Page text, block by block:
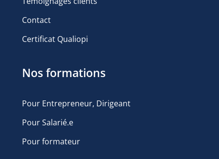
Contact
Certificat Qualiopi
Nos formations
Pour Entrepreneur, Dirigeant
Pour Salarié.e
Pour formateur